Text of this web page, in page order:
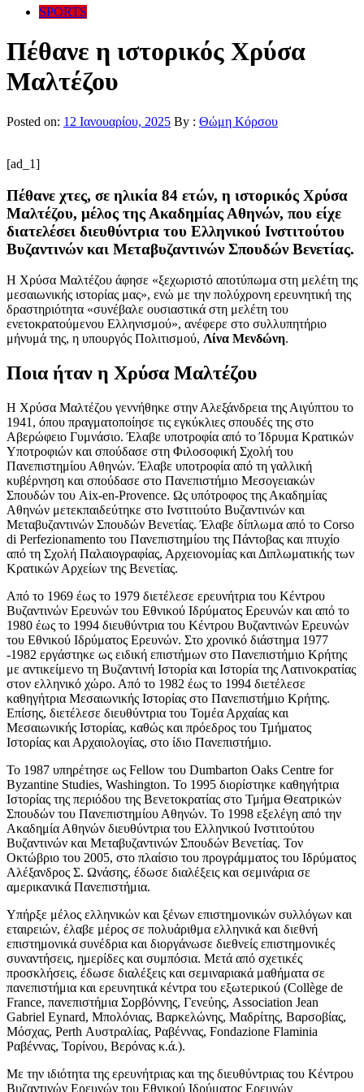
SPORTS
Πέθανε η ιστορικός Χρύσα
Μαλτέζου
Posted on: 12 Ιανουαρίου, 2025 By : Θώμη Κόρσου
[ad_1]
Πέθανε χτες, σε ηλικία 84 ετών, η ιστορικός Χρύσα
Μαλτέζου, μέλος της Ακαδημίας Αθηνών, που είχε
διατελέσει διευθύντρια του Ελληνικού Ινστιτούτου
Βυζαντινών και Μεταβυζαντινών Σπουδών Βενετίας.
Η Χρύσα Μαλτέζου άφησε «ξεχωριστό αποτύπωμα στη μελέτη της
μεσαιωνικής ιστορίας μας», ενώ με την πολύχρονη ερευνητική της
δραστηριότητα «συνέβαλε ουσιαστικά στη μελέτη του
ενετοκρατούμενου Ελληνισμού», ανέφερε στο συλλυπητήριο
μήνυμά της, η υπουργός Πολιτισμού, Λίνα Μενδώνη.
Ποια ήταν η Χρύσα Μαλτέζου
Η Χρύσα Μαλτέζου γεννήθηκε στην Αλεξάνδρεια της Αιγύπτου το
1941, όπου πραγματοποίησε τις εγκύκλιες σπουδές της στο
Αβερώφειο Γυμνάσιο. Έλαβε υποτροφία από το Ίδρυμα Κρατικών
Υποτροφιών και σπούδασε στη Φιλοσοφική Σχολή του
Πανεπιστημίου Αθηνών. Έλαβε υποτροφία από τη γαλλική
κυβέρνηση και σπούδασε στο Πανεπιστήμιο Μεσογειακών
Σπουδών του Aix-en-Provence. Ως υπότροφος της Ακαδημίας
Αθηνών μετεκπαιδεύτηκε στο Ινστιτούτο Βυζαντινών και
Μεταβυζαντινών Σπουδών Βενετίας. Έλαβε δίπλωμα από το Corso
di Perfezionamento του Πανεπιστημίου της Πάντοβας και πτυχίο
από τη Σχολή Παλαιογραφίας, Αρχειονομίας και Διπλωματικής των
Κρατικών Αρχείων της Βενετίας.
Από το 1969 έως το 1979 διετέλεσε ερευνήτρια του Κέντρου
Βυζαντινών Ερευνών του Εθνικού Ιδρύματος Ερευνών και από το
1980 έως το 1994 διευθύντρια του Κέντρου Βυζαντινών Ερευνών
του Εθνικού Ιδρύματος Ερευνών. Στο χρονικό διάστημα 1977
-1982 εργάστηκε ως ειδική επιστήμων στο Πανεπιστήμιο Κρήτης
με αντικείμενο τη Βυζαντινή Ιστορία και Ιστορία της Λατινοκρατίας
στον ελληνικό χώρο. Από το 1982 έως το 1994 διετέλεσε
καθηγήτρια Μεσαιωνικής Ιστορίας στο Πανεπιστήμιο Κρήτης.
Επίσης, διετέλεσε διευθύντρια του Τομέα Αρχαίας και
Μεσαιωνικής Ιστορίας, καθώς και πρόεδρος του Τμήματος
Ιστορίας και Αρχαιολογίας, στο ίδιο Πανεπιστήμιο.
Το 1987 υπηρέτησε ως Fellow του Dumbarton Oaks Centre for
Byzantine Studies, Washington. Το 1995 διορίστηκε καθηγήτρια
Ιστορίας της περιόδου της Βενετοκρατίας στο Τμήμα Θεατρικών
Σπουδών του Πανεπιστημίου Αθηνών. Το 1998 εξελέγη από την
Ακαδημία Αθηνών διευθύντρια του Ελληνικού Ινστιτούτου
Βυζαντινών και Μεταβυζαντινών Σπουδών Βενετίας. Τον
Οκτώβριο του 2005, στο πλαίσιο του προγράμματος του Ιδρύματος
Αλέξανδρος Σ. Ωνάσης, έδωσε διαλέξεις και σεμινάρια σε
αμερικανικά Πανεπιστήμια.
Υπήρξε μέλος ελληνικών και ξένων επιστημονικών συλλόγων και
εταιρειών, έλαβε μέρος σε πολυάριθμα ελληνικά και διεθνή
επιστημονικά συνέδρια και διοργάνωσε διεθνείς επιστημονικές
συναντήσεις, ημερίδες και συμπόσια. Μετά από σχετικές
προσκλήσεις, έδωσε διαλέξεις και σεμιναριακά μαθήματα σε
πανεπιστήμια και ερευνητικά κέντρα του εξωτερικού (Collège de
France, πανεπιστήμια Σορβόννης, Γενεύης, Association Jean
Gabriel Eynard, Μπολόνιας, Βαρκελώνης, Μαδρίτης, Βαρσοβίας,
Μόσχας, Perth Αυστραλίας, Ραβέννας, Fondazione Flaminia
Ραβέννας, Τορίνου, Bερόνας κ.ά.).
Με την ιδιότητα της ερευνήτριας και της διευθύντριας του Κέντρου
Βυζαντινών Ερευνών του Εθνικού Ιδρύματος Ερευνών